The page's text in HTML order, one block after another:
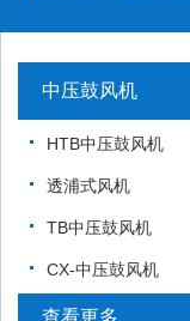
中压鼓风机
HTB中压鼓风机
透浦式风机
TB中压鼓风机
CX-中压鼓风机
查看更多